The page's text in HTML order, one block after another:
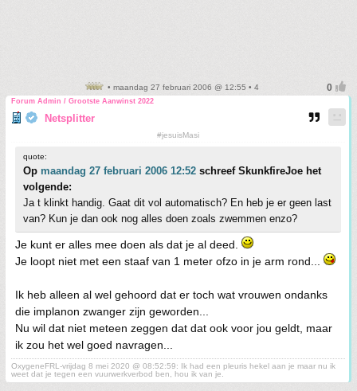
• maandag 27 februari 2006 @ 12:55 • 4
Forum Admin / Grootste Aanwinst 2022
Netsplitter
#jesuisMasi
quote:
Op maandag 27 februari 2006 12:52 schreef SkunkfireJoe het
volgende:
Ja t klinkt handig. Gaat dit vol automatisch? En heb je er geen last
van? Kun je dan ook nog alles doen zoals zwemmen enzo?
Je kunt er alles mee doen als dat je al deed.
Je loopt niet met een staaf van 1 meter ofzo in je arm rond...
Ik heb alleen al wel gehoord dat er toch wat vrouwen ondanks
die implanon zwanger zijn geworden...
Nu wil dat niet meteen zeggen dat dat ook voor jou geldt, maar
ik zou het wel goed navragen...
OxygeneFRL-vrijdag 8 mei 2020 @ 08:52:59: Ik had een pleuris hekel aan je maar nu ik
weet dat je tegen een vuurwerkverbod ben, hou ik van je.